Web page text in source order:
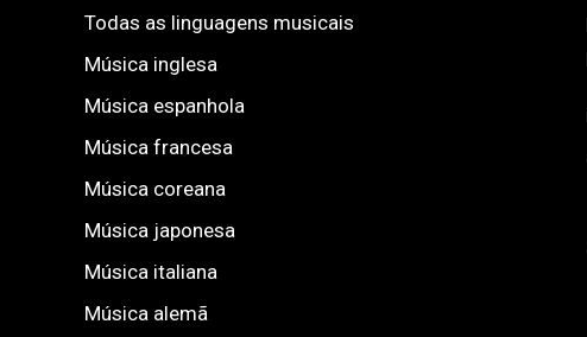
Todas as linguagens musicais
Música inglesa
Música espanhola
Música francesa
Música coreana
Música japonesa
Música italiana
Música alemã